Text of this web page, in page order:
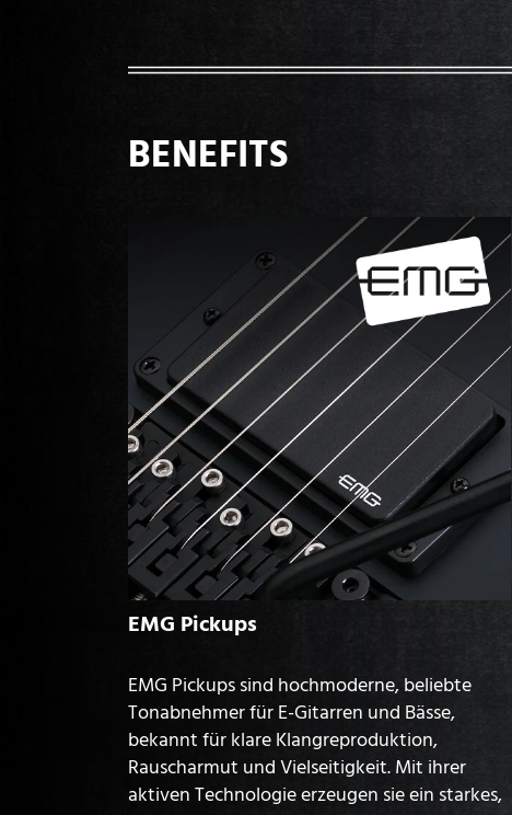
BENEFITS
EMG Pickups
EMG Pickups sind hochmoderne, beliebte
Tonabnehmer für E-Gitarren und Bässe,
bekannt für klare Klangreproduktion,
Rauscharmut und Vielseitigkeit. Mit ihrer
aktiven Technologie erzeugen sie ein starkes,